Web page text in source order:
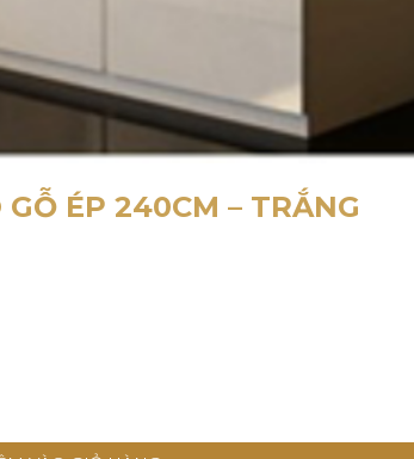
ÉP 240CM – TRẮNG